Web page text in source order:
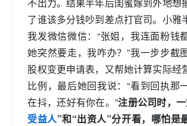
了谁该多分钱吵到差点打官司。小雅
我发微信微信：“张姐，我连面粉钱
她突然要走，我咋办？”我一步步截
股权变更申请表，又帮她计算实际经
比例，最后她回我说：“看到回执那
在抖，还好有你在。”注册公司时，
受益人”和“出资人”分开看，哪怕是